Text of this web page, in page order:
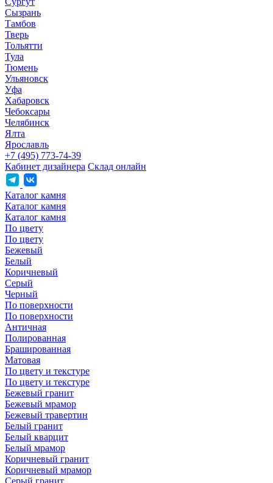
Сызрань
Тамбов
Тверь
Тольятти
Тула
Тюмень
Ульяновск
Уфа
Хабаровск
Чебоксары
Челябинск
Ялта
Ярославль
+7 (495) 773-74-39
Кабинет дизайнера Склад онлайн
Каталог камня
Каталог камня
Каталог камня
По цвету
По цвету
Бежевый
Белый
Коричневый
Серый
Черный
По поверхности
По поверхности
Античная
Полированная
Брашированная
Матовая
По цвету и текстуре
По цвету и текстуре
Бежевый гранит
Бежевый мрамор
Бежевый травертин
Белый гранит
Белый кварцит
Белый мрамор
Коричневый гранит
Коричневый мрамор
Серый гранит